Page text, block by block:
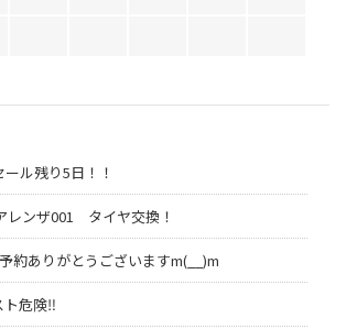
ル残り5日！！
ンザ001 タイヤ交換！
約ありがとうございますm(__)m
ト危険‼